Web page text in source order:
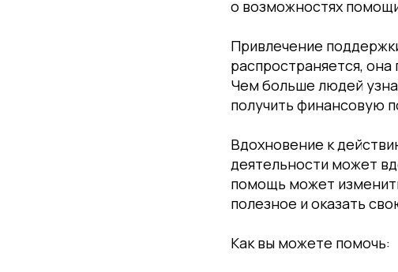
о возможностях
Привлечение
распространяется,
Чем больше людей
получить финансовую
Вдохновение к
деятельности может
помощь может
полезное и оказать
Как вы можете помочь: